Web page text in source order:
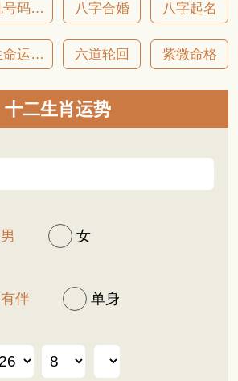
手机号码吉凶 八字合婚 八字起名
一生命运详批 六道轮回 紫微命格
十二生肖运势
男 女
有伴 单身